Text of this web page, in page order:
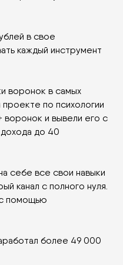
являюсь экспертом по
свыше 4
в свое
каждый инструмент
воронок в самых